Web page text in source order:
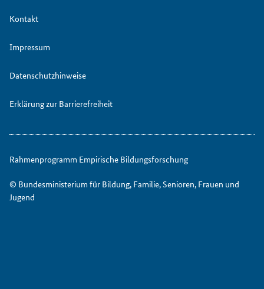
Kontakt
Impressum
Datenschutzhinweise
Erklärung zur Barrierefreiheit
Rahmenprogramm Empirische Bildungsforschung
© Bundesministerium für Bildung, Familie, Senioren, Frauen und
Jugend